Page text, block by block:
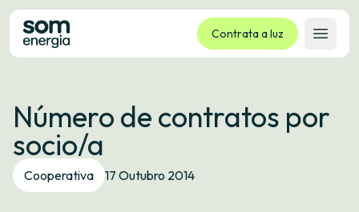
Contrata a luz
Abrir
Tarifas
Servizos
Empresas
La cooperativa
Número de contratos por
socio/a
Cooperativa 17 Outubro 2014